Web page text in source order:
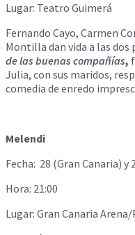
Lugar: Teatro Guimerá
Fernando Cayo, Carmen
Montilla dan vida a las
de las buenas compañías,
Julia, con sus maridos,
comedia de enredo
Melendi
Fecha: 28 (Gran Canaria)
Hora: 21:00
Lugar: Gran Canaria